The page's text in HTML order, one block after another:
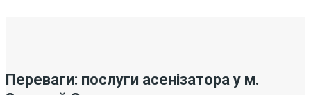
Переваги: послуги асенізатора у м.